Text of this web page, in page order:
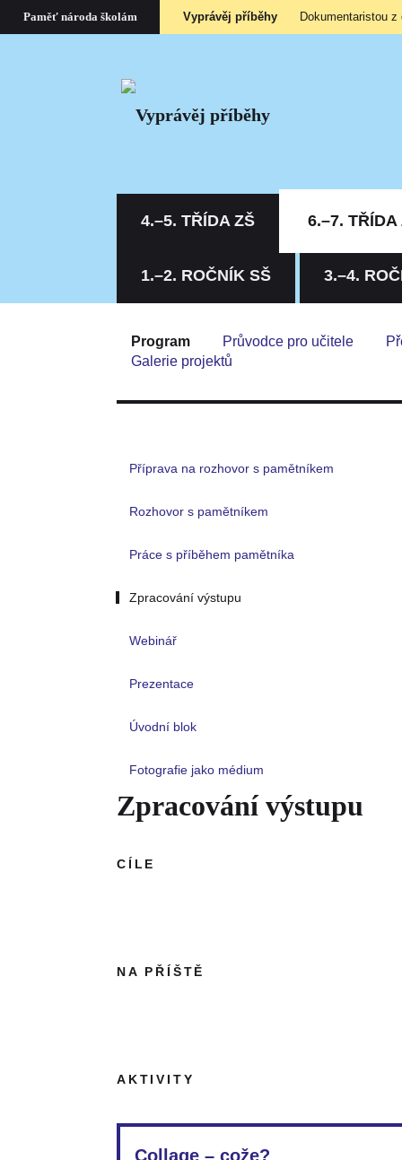
Paměť národa školám Vyprávěj příběhy Dokumentaristou z
4.–5. TŘÍDA ZŠ 6.–7. TŘÍDA
1.–2. ROČNÍK SŠ 3.–4.
Program Průvodce pro učitele
Galerie projektů
Příprava na rozhovor s pamětníkem
Rozhovor s pamětníkem
Práce s příběhem pamětníka
Zpracování výstupu
Webinář
Prezentace
Úvodní blok
Fotografie jako médium
Zpracování výstupu
CÍLE
NA PŘÍŠTĚ
AKTIVITY
Collage – cože?